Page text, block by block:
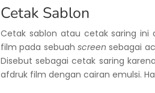
Cetak Sablon
Cetak sablon atau cetak saring
film pada sebuahscreen sebagai
Disebut sebagai cetak saring
afdruk film dengan cairan emulsi.